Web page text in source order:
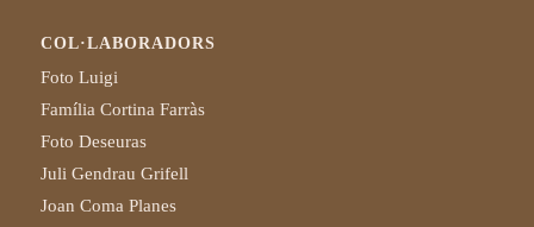
COL·LABORADORS
Foto Luigi
Família Cortina Farràs
Foto Deseuras
Juli Gendrau Grifell
Joan Coma Planes